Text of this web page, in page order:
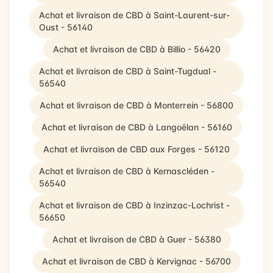
Achat et livraison de CBD à Saint-Laurent-sur-
Oust - 56140
Achat et livraison de CBD à Billio - 56420
Achat et livraison de CBD à Saint-Tugdual -
56540
Achat et livraison de CBD à Monterrein - 56800
Achat et livraison de CBD à Langoëlan - 56160
Achat et livraison de CBD aux Forges - 56120
Achat et livraison de CBD à Kernascléden -
56540
Achat et livraison de CBD à Inzinzac-Lochrist -
56650
Achat et livraison de CBD à Guer - 56380
Achat et livraison de CBD à Kervignac - 56700